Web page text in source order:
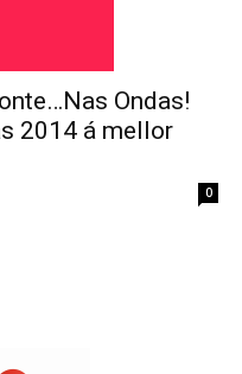
Ondas!
2014 á mellor
0